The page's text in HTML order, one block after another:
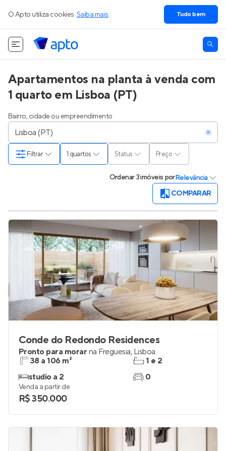
O Apto utiliza cookies. Saiba mais. Tudo bem
Apartamentos na planta à venda com
1 quarto em Lisboa (PT)
Bairro, cidade ou empreendimento
1 quartos Status Preço
Filtrar
Ordenar3 imóveis porRelevância
COMPARAR
Conde do Redondo Residences
Pronto para morar na Freguesia, Lisboa
38 a 106 m²
studio a 2
1 e 2
0
Venda a partir de
R$ 350.000